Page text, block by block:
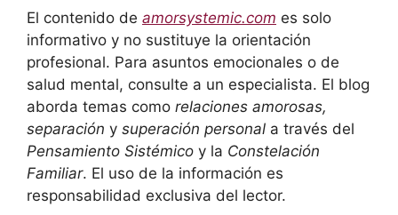
El contenido de amorsystemic.com es solo
informativo y no sustituye la orientación
profesional. Para asuntos emocionales o de
salud mental, consulte a un especialista. El blog
aborda temas como relaciones amorosas,
separación y superación personal a través del
Pensamiento Sistémico y la Constelación
Familiar. El uso de la información es
responsabilidad exclusiva del lector.